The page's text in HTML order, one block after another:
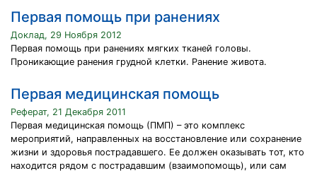
Первая помощь при ранениях
Доклад, 29 Ноября 2012
Первая помощь при ранениях мягких тканей головы.
Проникающие ранения грудной клетки. Ранение живота.
Первая медицинская помощь
Реферат, 21 Декабря 2011
Первая медицинская помощь (ПМП) – это комплекс
мероприятий, направленных на восстановление или сохранение
жизни и здоровья пострадавшего. Ее должен оказывать тот, кто
находится рядом с пострадавшим (взаимопомощь), или сам